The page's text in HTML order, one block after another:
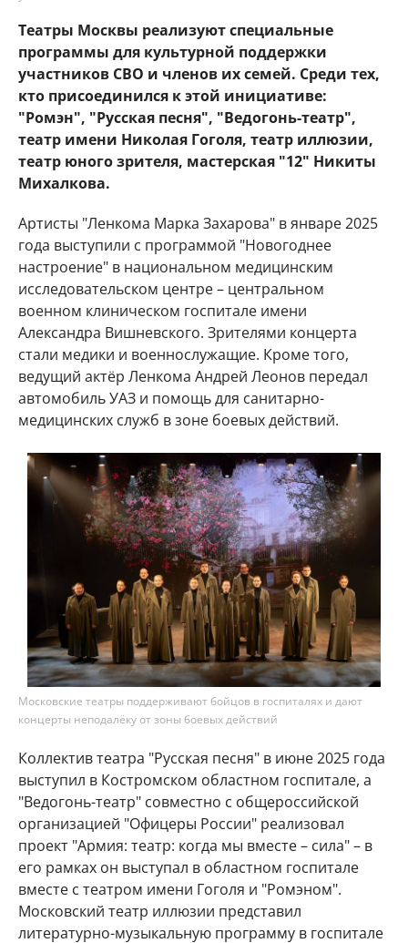
Театры Москвы реализуют специальные
программы для культурной поддержки
участников СВО и членов их семей. Среди тех,
кто присоединился к этой инициативе:
"Ромэн", "Русская песня", "Ведогонь-театр",
театр имени Николая Гоголя, театр иллюзии,
театр юного зрителя, мастерская "12" Никиты
Михалкова.
Артисты "Ленкома Марка Захарова" в январе 2025
года выступили с программой "Новогоднее
настроение" в национальном медицинским
исследовательском центре – центральном
военном клиническом госпитале имени
Александра Вишневского. Зрителями концерта
стали медики и военнослужащие. Кроме того,
ведущий актёр Ленкома Андрей Леонов передал
автомобиль УАЗ и помощь для санитарно-
медицинских служб в зоне боевых действий.
Московские театры поддерживают бойцов в госпиталях и дают
концерты неподалёку от зоны боевых действий
Коллектив театра "Русская песня" в июне 2025 года
выступил в Костромском областном госпитале, а
"Ведогонь-театр" совместно с общероссийской
организацией "Офицеры России" реализовал
проект "Армия: театр: когда мы вместе – сила" – в
его рамках он выступал в областном госпитале
вместе с театром имени Гоголя и "Ромэном".
Московский театр иллюзии представил
литературно-музыкальную программу в госпитале